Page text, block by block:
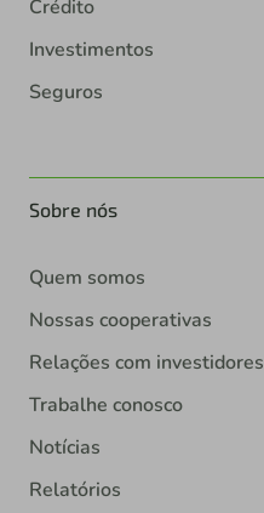
Crédito
Investimentos
Seguros
Sobre nós
Quem somos
Nossas cooperativas
Relações com investidores
Trabalhe conosco
Notícias
Relatórios